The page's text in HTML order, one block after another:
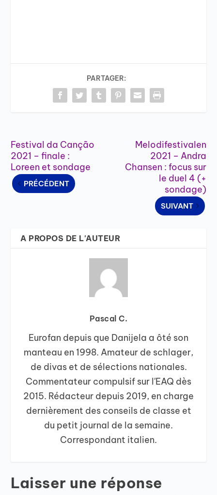
PARTAGER:
Festival da Canção
2021 – finale :
Loreen et sondage
PRÉCÉDENT
Melodifestivalen
2021 – Andra
Chansen : focus sur
le duel 4 (+
sondage)
SUIVANT
A PROPOS DE L'AUTEUR
Pascal C.
Eurofan depuis que Danijela a ôté son
manteau en 1998. Amateur de schlager,
de divas et de sélections nationales.
Commentateur compulsif sur l'EAQ dès
2015. Rédacteur depuis 2019, en charge
dernièrement des conseils de classe et
du petit journal de la semaine.
Correspondant italien.
Laisser une réponse